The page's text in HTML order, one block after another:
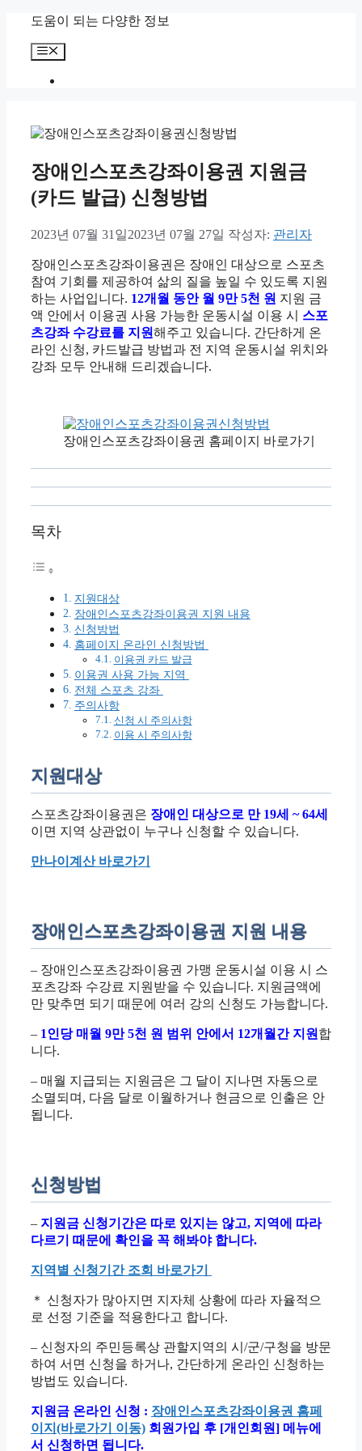
도움이 되는 다양한 정보
메
장애인스포츠강좌이용권 지원금
(카드 발급) 신청방법
2023년 07월 31일2023년 07월 27일 작성자: 관리자
장애인스포츠강좌이용권은 장애인 대상으로 스포츠
참여 기회를 제공하여 삶의 질을 높일 수 있도록 지원
하는 사업입니다. 12개월 동안 월 9만 5천 원 지원 금
액 안에서 이용권 사용 가능한 운동시설 이용 시 스포
츠강좌 수강료를 지원해주고 있습니다. 간단하게 온
라인 신청, 카드발급 방법과 전 지역 운동시설 위치와
강좌 모두 안내해 드리겠습니다.
장애인스포츠강좌이용권 홈페이지 바로가기
목차
지원대상
장애인스포츠강좌이용권 지원 내용
신청방법
홈페이지 온라인 신청방법
이용권 카드 발급
이용권 사용 가능 지역
전체 스포츠 강좌
주의사항
신청 시 주의사항
이용 시 주의사항
지원대상
스포츠강좌이용권은 장애인 대상으로 만 19세 ~ 64세
이면 지역 상관없이 누구나 신청할 수 있습니다.
만나이계산 바로가기
장애인스포츠강좌이용권 지원 내용
– 장애인스포츠강좌이용권 가맹 운동시설 이용 시 스
포츠강좌 수강료 지원받을 수 있습니다. 지원금액에
만 맞추면 되기 때문에 여러 강의 신청도 가능합니다.
– 1인당 매월 9만 5천 원 범위 안에서 12개월간 지원 합
니다.
– 매월 지급되는 지원금은 그 달이 지나면 자동으로
소멸되며, 다음 달로 이월하거나 현금으로 인출은 안
됩니다.
신청방법
– 지원금 신청기간은 따로 있지는 않고, 지역에 따라
다르기 때문에 확인을 꼭 해봐야 합니다.
지역별 신청기간 조회 바로가기
＊ 신청자가 많아지면 지자체 상황에 따라 자율적으
로 선정 기준을 적용한다고 합니다.
– 신청자의 주민등록상 관할지역의 시/군/구청을 방문
하여 서면 신청을 하거나, 간단하게 온라인 신청하는
방법도 있습니다.
지원금 온라인 신청 : 장애인스포츠강좌이용권 홈페
이지(바로가기 이동) 회원가입 후 [개인회원] 메뉴에
서 신청하면 됩니다.